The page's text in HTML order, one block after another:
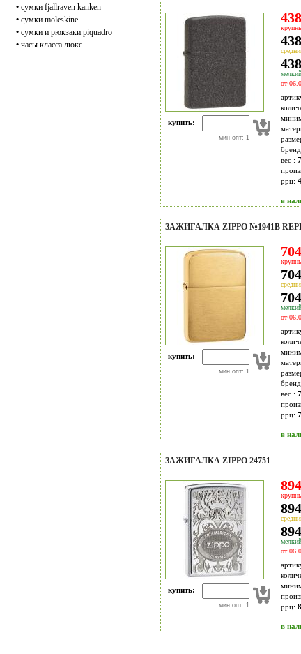
• сумки fjallraven kanken
• сумки moleskine
• сумки и рюкзаки piquadro
• часы класса люкс
купить:
мин опт: 1
от
вес :
ррц:
в
ЗАЖИГАЛКА ZIPPO №1941B
купить:
мин опт: 1
от
вес :
ррц:
в
ЗАЖИГАЛКА ZIPPO 24751
купить:
мин опт: 1
от
ррц:
в